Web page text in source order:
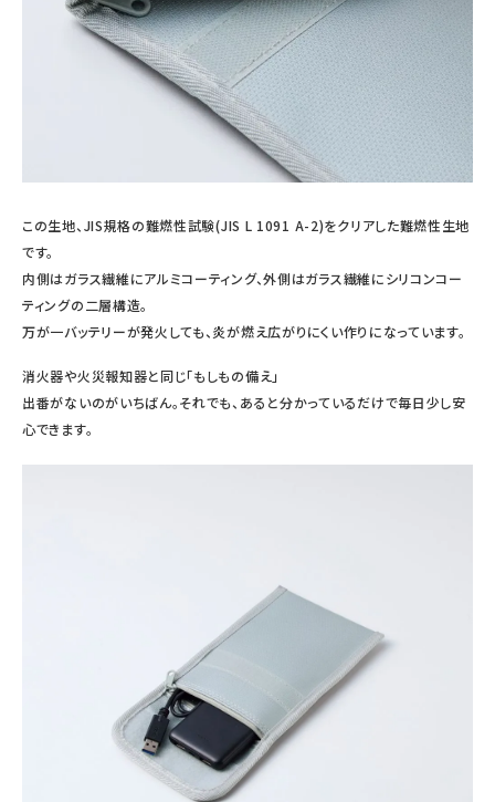
この生地、JIS規格の難燃性試験(JIS L 1091 A-2)をクリアした難燃性生地
です。
内側はガラス繊維にアルミコーティング、外側はガラス繊維にシリコンコー
ティングの二層構造。
万が一バッテリーが発火しても、炎が燃え広がりにくい作りになっています。
消火器や火災報知器と同じ「もしもの備え」
出番がないのがいちばん。それでも、あると分かっているだけで毎日少し安
心できます。